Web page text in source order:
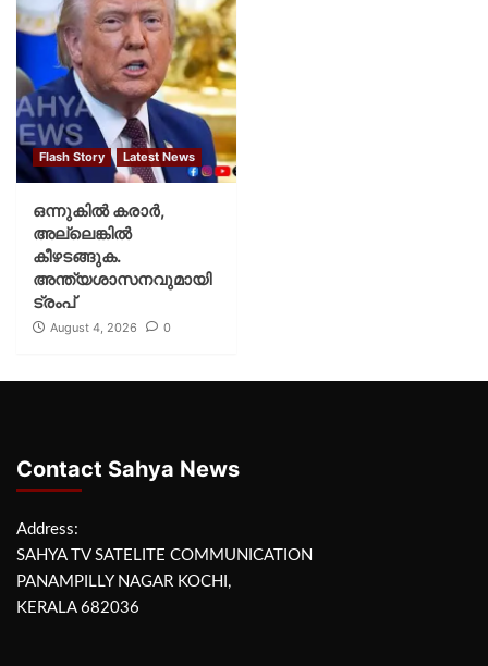
Flash Story Latest News
ഒന്നുകില്‍ കരാര്‍,
അല്ലെങ്കില്‍
കീഴടങ്ങുക.
അന്ത്യശാസനവുമായി
ട്രംപ്
August 4, 2026 0
Contact Sahya News
Address:
SAHYA TV SATELITE COMMUNICATION
PANAMPILLY NAGAR KOCHI,
KERALA 682036